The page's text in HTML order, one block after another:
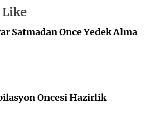
Like
Satmadan Once Yedek Alma
Oncesi Hazirlik